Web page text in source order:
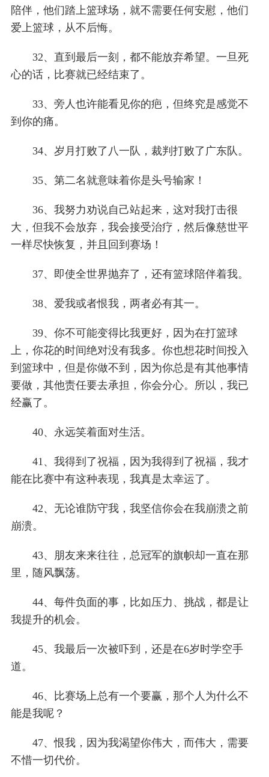
陪伴，他们踏上篮球场，就不需要任何安慰，他们
爱上篮球，从不后悔。
32、直到最后一刻，都不能放弃希望。一旦死
心的话，比赛就已经结束了。
33、旁人也许能看见你的疤，但终究是感觉不
到你的痛。
34、岁月打败了八一队，裁判打败了广东队。
35、第二名就意味着你是头号输家！
36、我努力劝说自己站起来，这对我打击很
大，但我不会放弃，我会接受治疗，然后像慈世平
一样尽快恢复，并且回到赛场！
37、即使全世界抛弃了，还有篮球陪伴着我。
38、爱我或者恨我，两者必有其一。
39、你不可能变得比我更好，因为在打篮球
上，你花的时间绝对没有我多。你也想花时间投入
到篮球中，但是你做不到，因为你总是有其他事情
要做，其他责任要去承担，你会分心。所以，我已
经赢了。
40、永远笑着面对生活。
41、我得到了祝福，因为我得到了祝福，我才
能在比赛中有这种表现，我真是太幸运了。
42、无论谁防守我，我坚信你会在我崩溃之前
崩溃。
43、朋友来来往往，总冠军的旗帜却一直在那
里，随风飘荡。
44、每件负面的事，比如压力、挑战，都是让
我提升的机会。
45、我最后一次被吓到，还是在6岁时学空手
道。
46、比赛场上总有一个要赢，那个人为什么不
能是我呢？
47、恨我，因为我渴望你伟大，而伟大，需要
不惜一切代价。